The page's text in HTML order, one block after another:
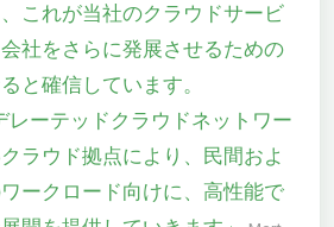
これが当社のクラウドサービ
社をさらに発展させるための
と確信しています。
レーテッドクラウドネットワー
ラウド拠点により、民間およ
ークロード向けに、高性能で